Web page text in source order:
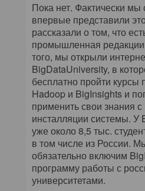
Пока нет. Фактически
впервые представили
рассказали о том, что
промышленная
того, мы открыли
BigDataUniversity, в
бесплатно пройти курсы
Hadoop и BigInsights и
применить свои знания
инсталляции системы. У
уже около 8,5 тыс.
в том числе из России.
обязательно включим
программу работы с
университетами.